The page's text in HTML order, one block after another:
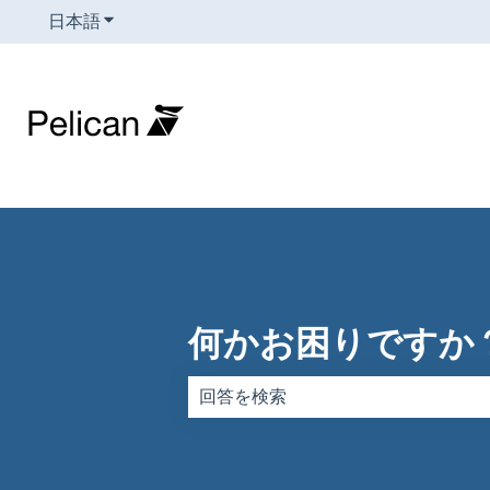
日本語翻訳のサブメニューを表示
何かお困りですか